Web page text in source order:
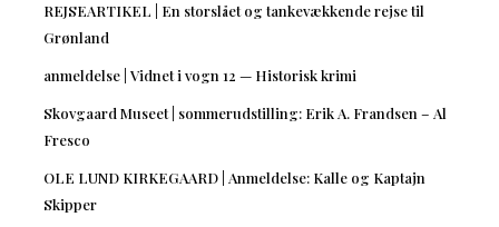
REJSEARTIKEL | En storslået og tankevækkende rejse til
Grønland
anmeldelse | Vidnet i vogn 12 — Historisk krimi
Skovgaard Museet | sommerudstilling: Erik A. Frandsen – Al
Fresco
OLE LUND KIRKEGAARD | Anmeldelse: Kalle og Kaptajn
Skipper